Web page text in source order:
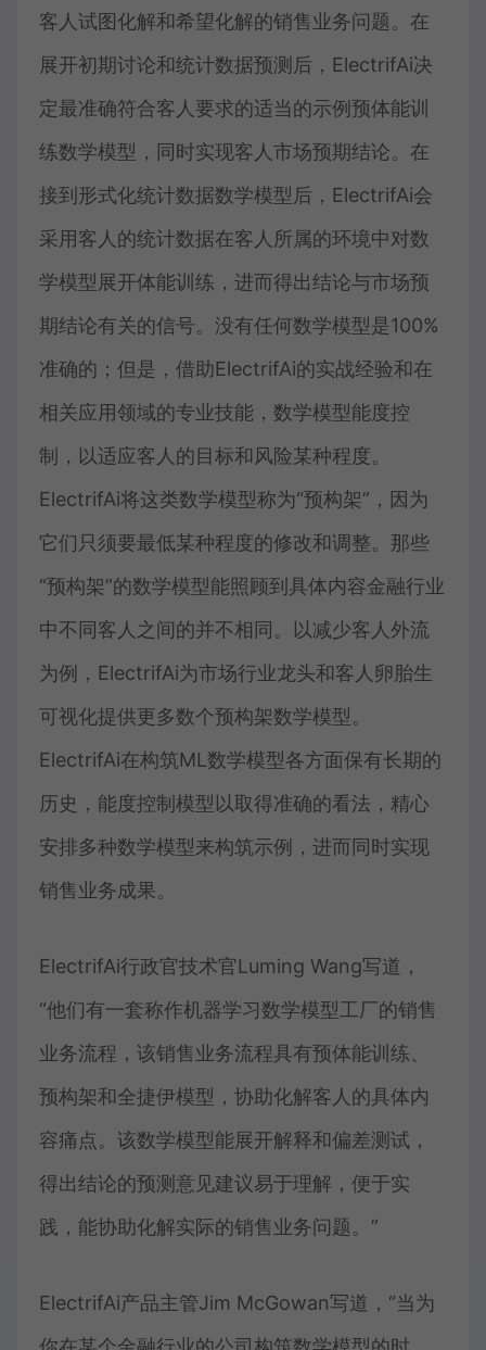
客人试图化解和希望化解的销售业务问题。在
展开初期讨论和统计数据预测后，ElectrifAi决
定最准确符合客人要求的适当的示例预体能训
练数学模型，同时实现客人市场预期结论。在
接到形式化统计数据数学模型后，ElectrifAi会
采用客人的统计数据在客人所属的环境中对数
学模型展开体能训练，进而得出结论与市场预
期结论有关的信号。没有任何数学模型是100%
准确的；但是，借助ElectrifAi的实战经验和在
相关应用领域的专业技能，数学模型能度控
制，以适应客人的目标和风险某种程度。
ElectrifAi将这类数学模型称为“预构架”，因为
它们只须要最低某种程度的修改和调整。那些
“预构架”的数学模型能照顾到具体内容金融行业
中不同客人之间的并不相同。以减少客人外流
为例，ElectrifAi为市场行业龙头和客人卵胎生
可视化提供更多数个预构架数学模型。
ElectrifAi在构筑ML数学模型各方面保有长期的
历史，能度控制模型以取得准确的看法，精心
安排多种数学模型来构筑示例，进而同时实现
销售业务成果。
ElectrifAi行政官技术官Luming Wang写道，
“他们有一套称作机器学习数学模型工厂的销售
业务流程，该销售业务流程具有预体能训练、
预构架和全捷伊模型，协助化解客人的具体内
容痛点。该数学模型能展开解释和偏差测试，
得出结论的预测意见建议易于理解，便于实
践，能协助化解实际的销售业务问题。”
ElectrifAi产品主管Jim McGowan写道，“当为